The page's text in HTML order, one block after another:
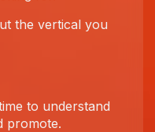
the vertical you
to understand
promote.